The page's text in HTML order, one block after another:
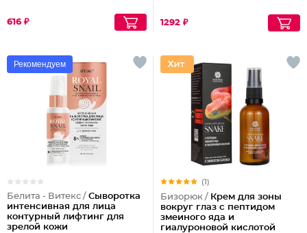
616 ₽ 1292 ₽
Рекомендуем
Белита - Витекс / Сыворотка
интенсивная для лица
контурный лифтинг для
зрелой кожи
(1)
Бизорюк / Крем для зоны
вокруг глаз с пептидом
змеиного яда и
гиалуроновой кислотой